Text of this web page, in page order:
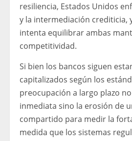
resiliencia, Estados Unidos
y la intermediación crediticia,
intenta equilibrar ambas
competitividad.
Si bien los bancos siguen
capitalizados según los
preocupación a largo plazo
inmediata sino la erosión de
compartido para medir la
medida que los sistemas